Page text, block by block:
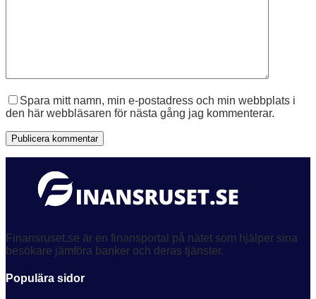
Spara mitt namn, min e-postadress och min webbplats i
den här webbläsaren för nästa gång jag kommenterar.
Publicera kommentar
Finansruset.se är en finansportal på nätet som hjälper sina
besökare jämföra banker och deras tjänster.
Populära sidor